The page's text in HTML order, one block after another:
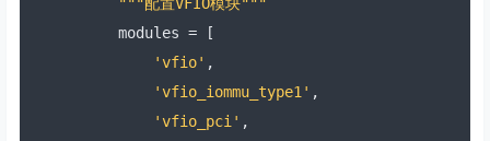
    modules
=
[
'vfio' ,
'vfio_iommu_type1' ,
'vfio_pci' ,